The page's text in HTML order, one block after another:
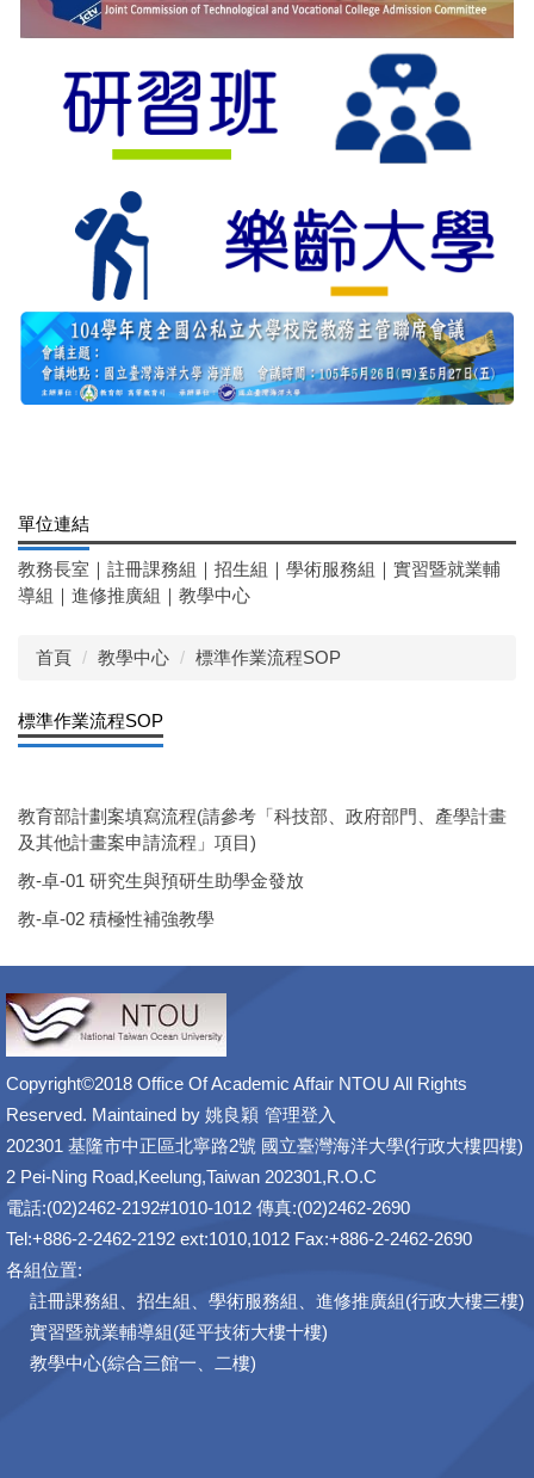
單位連結
教務長室 ｜ 註冊課務組 ｜ 招生組 ｜ 學術服務組 ｜ 實習暨就業輔
導組 ｜ 進修推廣組 ｜ 教學中心
首頁 教學中心 標準作業流程SOP
標準作業流程SOP
教育部計劃案填寫流程(請參考「科技部、政府部門、產學計畫
及其他計畫案申請流程」項目)
教-卓-01 研究生與預研生助學金發放
教-卓-02 積極性補強教學
Copyright©2018 Office Of Academic Affair NTOU All Rights
Reserved. Maintained by 姚良穎 管理登入
202301 基隆市中正區北寧路2號 國立臺灣海洋大學(行政大樓四樓)
2 Pei-Ning Road,Keelung,Taiwan 202301,R.O.C
電話:(02)2462-2192#1010-1012 傳真:(02)2462-2690
Tel:+886-2-2462-2192 ext:1010,1012 Fax:+886-2-2462-2690
各組位置:
註冊課務組、招生組、學術服務組、進修推廣組(行政大樓三樓)
實習暨就業輔導組(延平技術大樓十樓)
教學中心(綜合三館一、二樓)